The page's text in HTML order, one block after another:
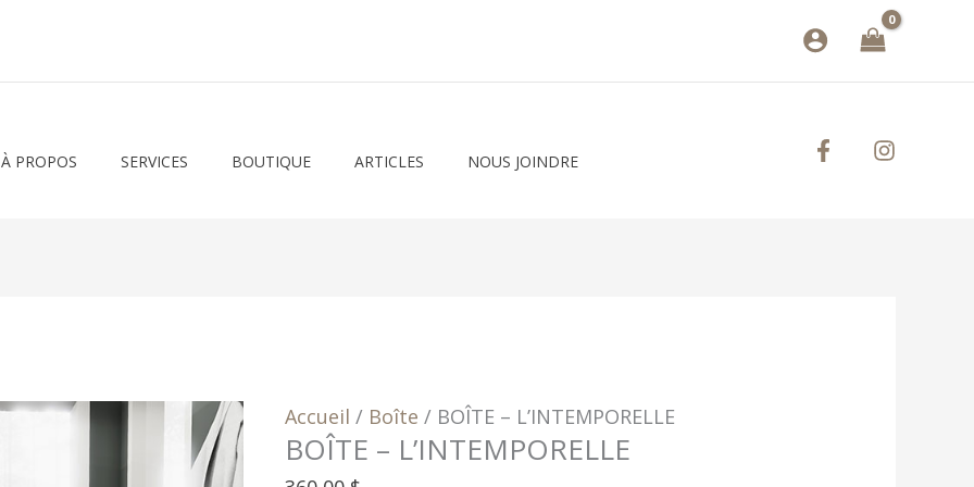
À PROPOS SERVICES BOUTIQUE ARTICLES NOUS JOINDRE
Accueil / Boîte / BOÎTE – L’INTEMPORELLE
BOÎTE – L’INTEMPORELLE